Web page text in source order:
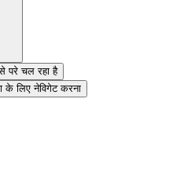
परे चल रहा है
लिए नेविगेट करना